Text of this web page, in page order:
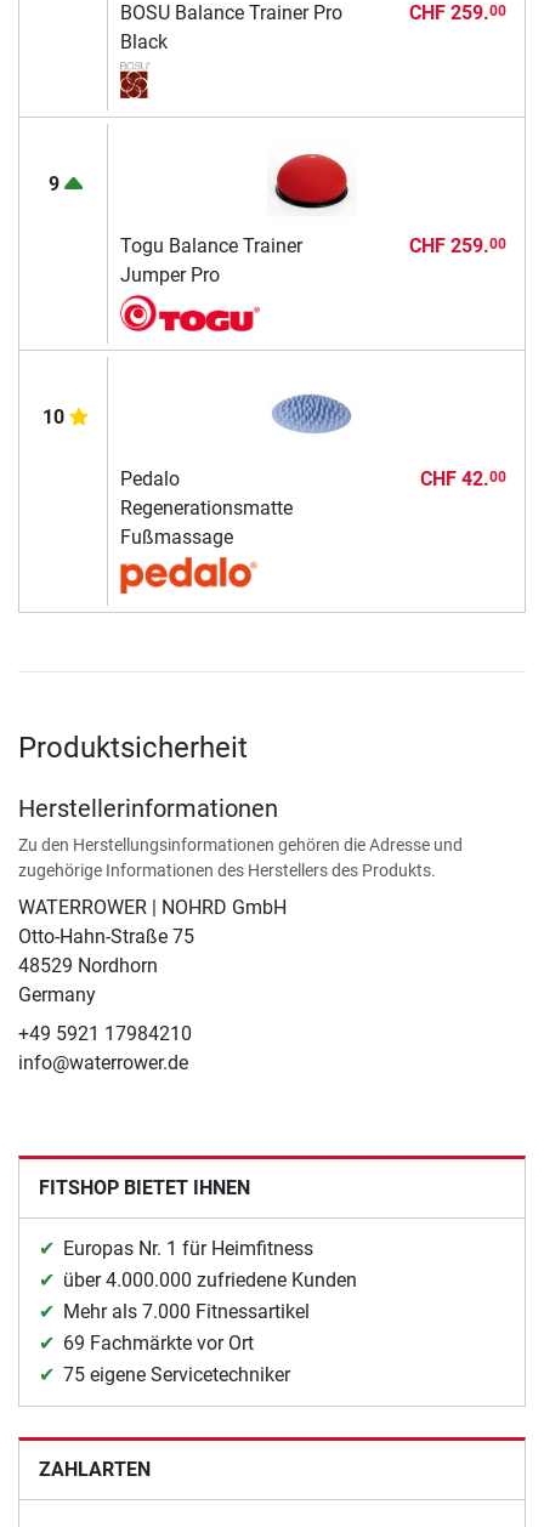
BOSU Balance Trainer Pro
Black
CHF 259.00
9
Togu Balance Trainer
Jumper Pro
CHF 259.00
10
Pedalo
Regenerationsmatte
Fußmassage
CHF 42.00
Produktsicherheit
Herstellerinformationen
Zu den Herstellungsinformationen gehören die Adresse und
zugehörige Informationen des Herstellers des Produkts.
WATERROWER | NOHRD GmbH
Otto-Hahn-Straße 75
48529 Nordhorn
Germany
+49 5921 17984210
info@waterrower.de
FITSHOP BIETET IHNEN
Europas Nr. 1 für Heimfitness
über 4.000.000 zufriedene Kunden
Mehr als 7.000 Fitnessartikel
69 Fachmärkte vor Ort
75 eigene Servicetechniker
ZAHLARTEN